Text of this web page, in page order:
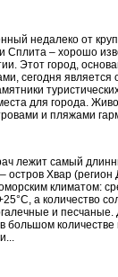
недалеко от
Сплита – хорошо
Этот город,
сегодня
для города.
и пляжами
лежит самый
остров Хвар
климатом:
а количество
и песчаные.
большом